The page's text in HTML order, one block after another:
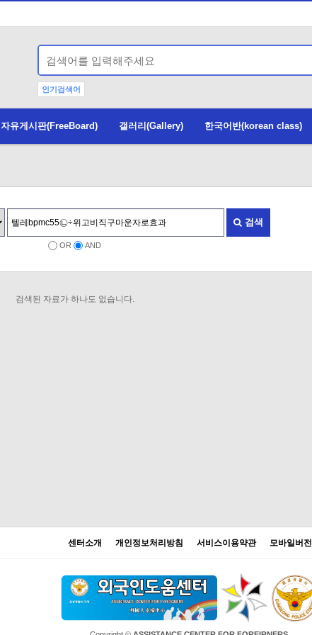
인기검색어
자유게시판(FreeBoard) 갤러리(Gallery) 한국어반(korean class)
검색
OR AND
검색된 자료가 하나도 없습니다.
센터소개 개인정보처리방침 서비스이용약관 모바일버전